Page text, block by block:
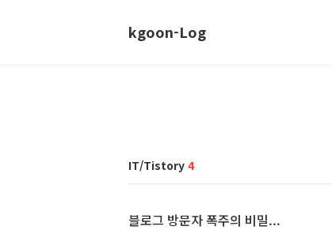
kgoon-Log
IT/Tistory 4
블로그 방문자 폭주의 비밀...